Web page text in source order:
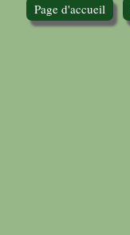
Page d'accueil